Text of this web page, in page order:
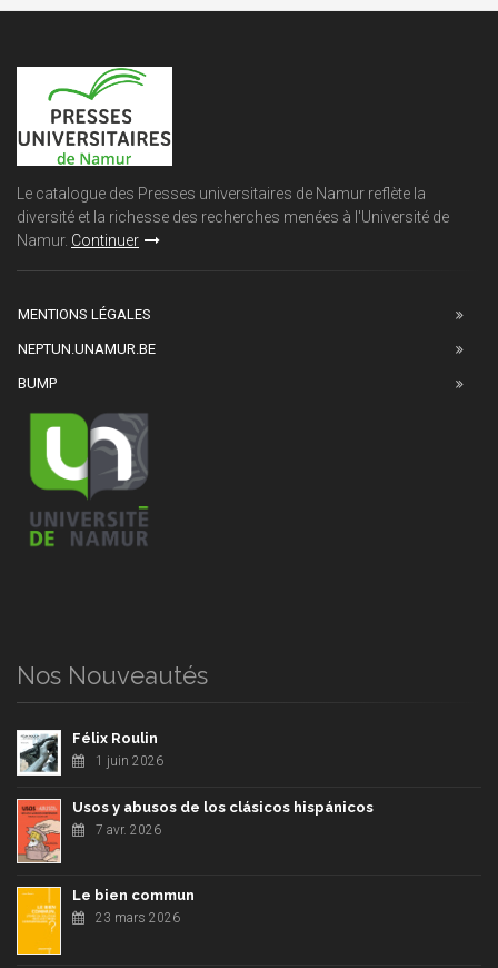
Le catalogue des Presses universitaires de Namur reflète la
diversité et la richesse des recherches menées à l'Université de
Namur. Continuer
MENTIONS LÉGALES
NEPTUN.UNAMUR.BE
BUMP
Nos Nouveautés
Félix Roulin
1 juin 2026
Usos y abusos de los clásicos hispánicos
7 avr. 2026
Le bien commun
23 mars 2026